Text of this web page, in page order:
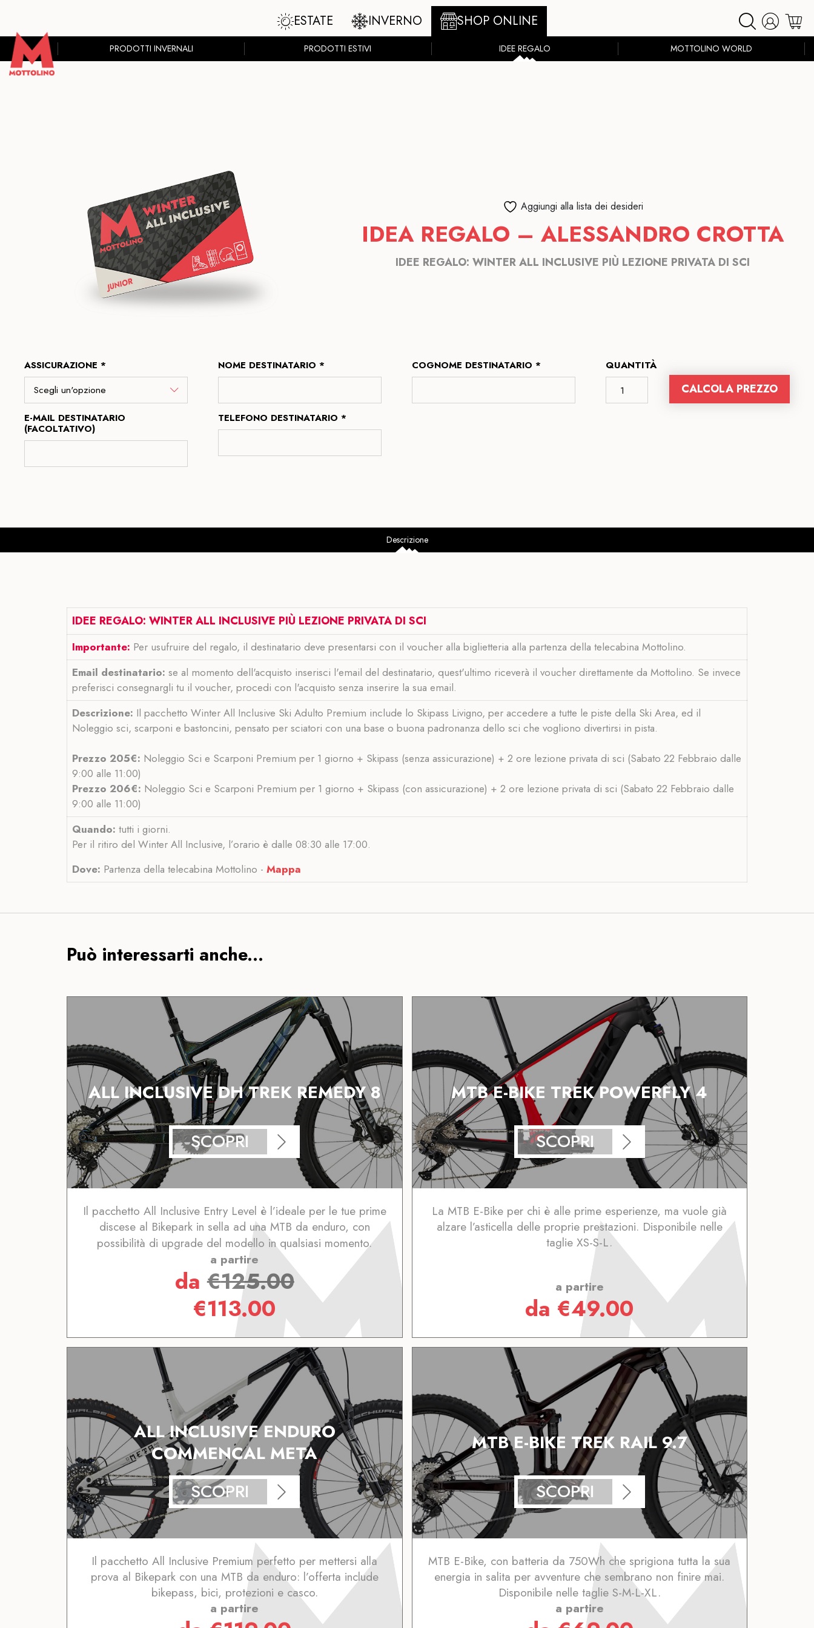
ESTATE INVERNO SHOP ONLINE
PRODOTTI INVERNALI PRODOTTI ESTIVI IDEE REGALO MOTTOLINO WORLD
Aggiungi alla lista dei desideri
IDEA REGALO – ALESSANDRO CROTTA
IDEE REGALO: WINTER ALL INCLUSIVE PIÙ LEZIONE PRIVATA DI SCI
ASSICURAZIONE * NOME DESTINATARIO * COGNOME DESTINATARIO *
E-MAIL DESTINATARIO
(FACOLTATIVO)
TELEFONO DESTINATARIO *
QUANTITÀ
CALCOLA PREZZO
Descrizione
IDEE REGALO: WINTER ALL INCLUSIVE PIÙ LEZIONE PRIVATA DI SCI
Importante: Per usufruire del regalo, il destinatario deve presentarsi con il voucher alla biglietteria alla partenza della telecabina Mottolino.
Email destinatario: se al momento dell'acquisto inserisci l'email del destinatario, quest'ultimo riceverà il voucher direttamente da Mottolino. Se invece
preferisci consegnargli tu il voucher, procedi con l'acquisto senza inserire la sua email.
Descrizione: Il pacchetto Winter All Inclusive Ski Adulto Premium include lo Skipass Livigno, per accedere a tutte le piste della Ski Area, ed il
Noleggio sci, scarponi e bastoncini, pensato per sciatori con una base o buona padronanza dello sci che vogliono divertirsi in pista.
Prezzo 205€: Noleggio Sci e Scarponi Premium per 1 giorno + Skipass (senza assicurazione) + 2 ore lezione privata di sci (Sabato 22 Febbraio dalle
9:00 alle 11:00)
Prezzo 206€: Noleggio Sci e Scarponi Premium per 1 giorno + Skipass (con assicurazione) + 2 ore lezione privata di sci (Sabato 22 Febbraio dalle
9:00 alle 11:00)
Quando: tutti i giorni.
Per il ritiro del Winter All Inclusive, l’orario è dalle 08:30 alle 17:00.
Dove: Partenza della telecabina Mottolino - Mappa
Può interessarti anche...
ALL INCLUSIVE DH TREK REMEDY 8
SCOPRI
Il pacchetto All Inclusive Entry Level è l’ideale per le tue prime
discese al Bikepark in sella ad una MTB da enduro, con
possibilità di upgrade del modello in qualsiasi momento.
a partire
da€125.00
€113.00
MTB E-BIKE TREK POWERFLY 4
SCOPRI
La MTB E-Bike per chi è alle prime esperienze, ma vuole già
alzare l’asticella delle proprie prestazioni. Disponibile nelle
taglie XS-S-L.
a partire
da €49.00
ALL INCLUSIVE ENDURO
COMMENCAL META
SCOPRI
Il pacchetto All Inclusive Premium perfetto per mettersi alla
prova al Bikepark con una MTB da enduro: l’offerta include
bikepass, bici, protezioni e casco.
a partire
MTB E-BIKE TREK RAIL 9.7
SCOPRI
MTB E-Bike, con batteria da 750Wh che sprigiona tutta la sua
energia in salita per avventure che sembrano non finire mai.
Disponibile nelle taglie S-M-L-XL.
a partire